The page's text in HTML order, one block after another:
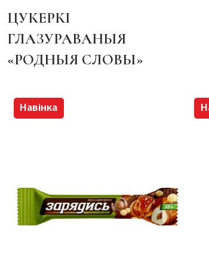
ЦУКЕРКІ
ГЛАЗУРАВАНЫЯ
«РОДНЫЯ СЛОВЫ»
Навінка